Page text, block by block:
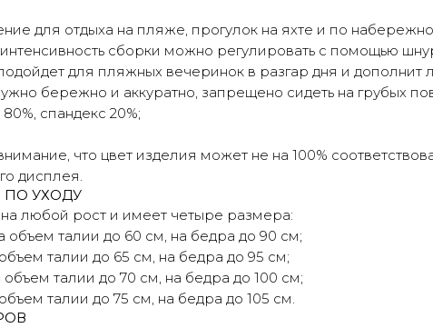
для отдыха на пляже, прогулок на яхте и по
сборки можно регулировать с помощью
для пляжных вечеринок в разгар дня и дополнит
бережно и аккуратно, запрещено сидеть на грубых
спандекс 20%;
что цвет изделия может не на 100%
дисплея.
УХОДУ
любой рост и имеет четыре размера:
объем талии до 60 см, на бедра до 90 см;
талии до 65 см, на бедра до 95 см;
объем талии до 70 см, на бедра до 100 см;
талии до 75 см, на бедра до 105 см.